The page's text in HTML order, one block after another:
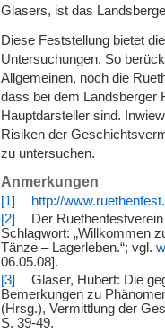
Glasers, ist das
Diese Feststellung bietet
Untersuchungen. So
Allgemeinen, noch die
dass bei dem Landsberger
Hauptdarsteller sind.
Risiken der
zu untersuchen.
Anmerkungen
[1]
http://
[2]
Der
Schlagwort: „Willkommen
Tänze – Lagerleben.“; vgl.
06.05.08].
[3]
Glaser, Hubert: Die
Bemerkungen zu
(Hrsg.), Vermittlung der
S. 39-49.